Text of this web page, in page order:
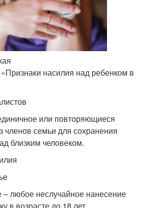
насилия над ребенком в
или повторяющиеся
членов семьи для сохранения
близким человеком.
– любое неслучайное нанесение
в возрасте до 18 лет.